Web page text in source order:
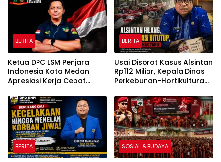
BERITA
Ketua DPC LSM Penjara
Indonesia Kota Medan
Apresiasi Kerja Cepat
Ungkap Kasus Dugaan
Pemerasan
BERITA
Usai Disorot Kasus Alsintan
Rp112 Miliar, Kepala Dinas
Perkebunan-Hortikultura
Komunikasi dengan Media
BERITA SOSIAL & BUDAYA